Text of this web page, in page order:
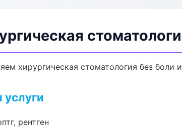
хирургическая стоматология без боли
рентген